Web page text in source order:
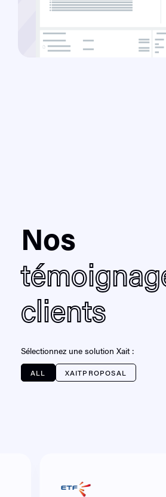
Nos
clients
Sélectionnez une solution Xait :
ALL XAITPROPOSAL